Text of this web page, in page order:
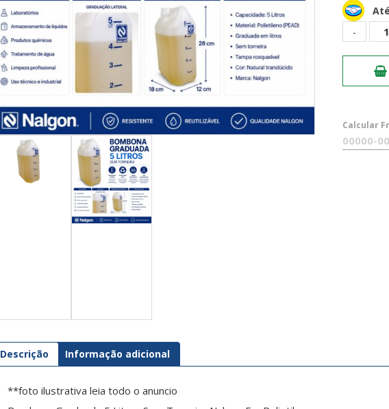
Calcular
Descrição Informação adicional
**foto ilustrativa leia todo o anuncio